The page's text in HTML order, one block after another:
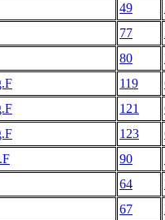
49
77
80
119
121
123
90
64
67